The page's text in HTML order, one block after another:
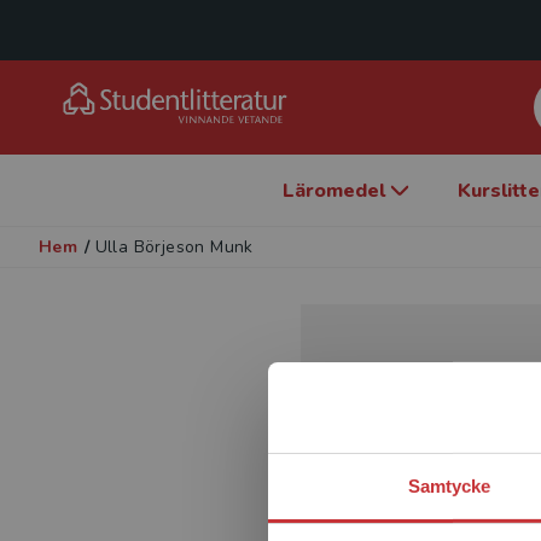
Samtycke
Läromedel
Hem / Ulla Börjeson Munk